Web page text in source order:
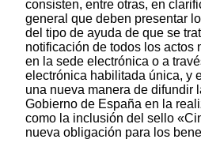
consisten, entre otras, en
general que deben presentar
del tipo de ayuda de que se
notificación de todos los actos
en la sede electrónica o a
electrónica habilitada única, y
una nueva manera de difundir
Gobierno de España en la
como la inclusión del sello
nueva obligación para los